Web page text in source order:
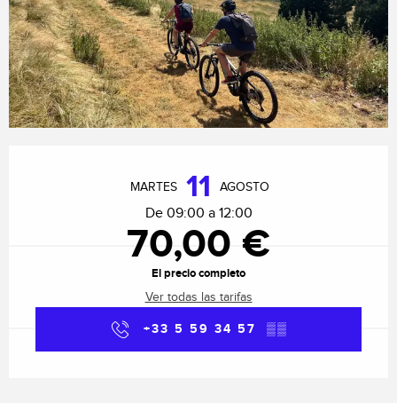
MARTES 11 AGOSTO
De 09:00 a 12:00
70,00 €
El precio completo
Ver todas las tarifas
+33 5 59 34 57 ▒▒